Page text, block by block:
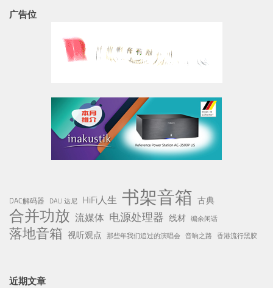
广告位
DAC解码器 DALI 达尼 HiFi人生 书架音箱 古典
合并功放 流媒体 电源处理器 线材 编余闲话
落地音箱 视听观点 那些年我们追过的演唱会 音响之路 香港流行黑胶
近期文章